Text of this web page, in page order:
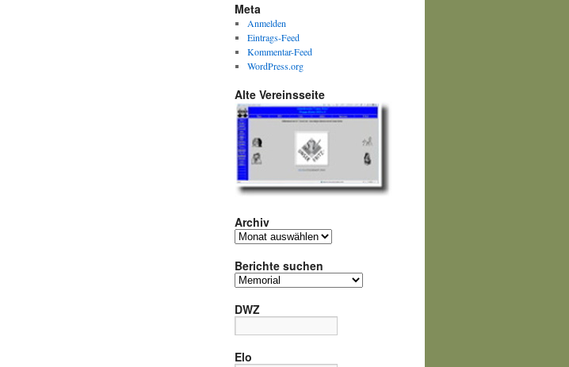
Meta
Anmelden
Eintrags-Feed
Kommentar-Feed
WordPress.org
Alte Vereinsseite
Archiv
Archiv
Berichte suchen
Berichte
DWZ
Elo